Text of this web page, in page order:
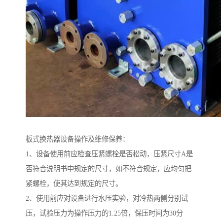
板式换热器设备操作及维修保养：
1、设备使用前应检查压紧螺栓是否松动，压紧尺寸A是
否符合说明书中规定的尺寸，如不符合规定，应均匀把
紧螺栓，使其达到规定的尺寸。
2、使用前应对设备进行水压实验，对冷热两侧分别试
压，试验压力为操作压力的1.25倍，保压时间为30分